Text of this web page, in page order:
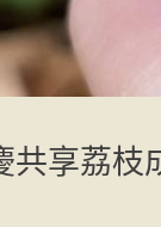
共享荔枝